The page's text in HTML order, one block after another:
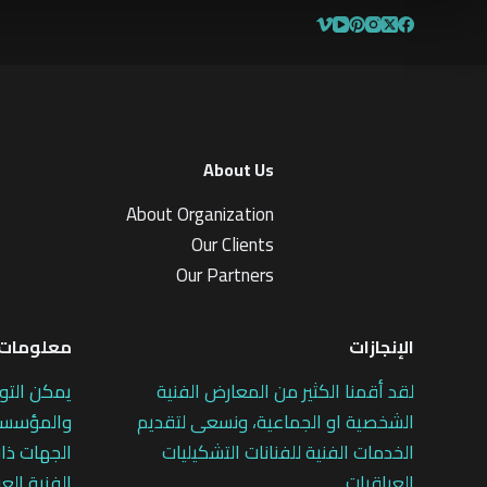
About Us
About Organization
Our Clients
Our Partners
الإنجازات
لقد أقمنا الكثير من المعارض الفنية
الشخصية او الجماعية، ونسعى لتقديم
الخدمات الفنية للفنانات التشكيليات
يمكن
الجهات